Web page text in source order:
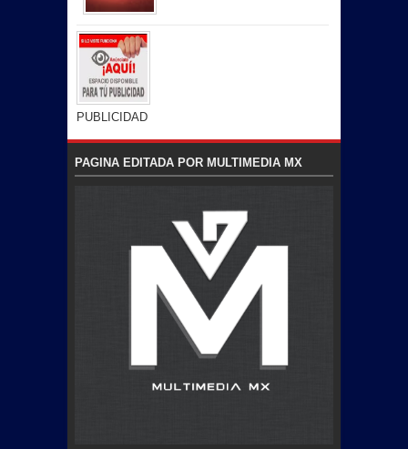
PUBLICIDAD
PAGINA EDITADA POR MULTIMEDIA MX